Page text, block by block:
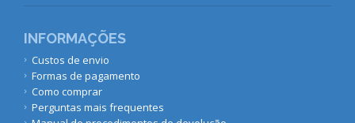
INFORMAÇÕES
Custos de envio
Formas de pagamento
Como comprar
Perguntas mais frequentes